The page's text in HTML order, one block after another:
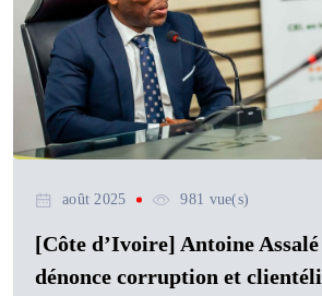
août 2025 981 vue(s)
[Côte d’Ivoire] Antoine
dénonce corruption et